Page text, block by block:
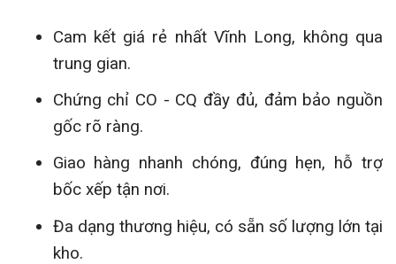
Cam kết giá rẻ nhất Vĩnh Long, không qua
trung gian.
Chứng chỉ CO - CQ đầy đủ, đảm bảo nguồn
gốc rõ ràng.
Giao hàng nhanh chóng, đúng hẹn, hỗ trợ
bốc xếp tận nơi.
Đa dạng thương hiệu, có sẵn số lượng lớn tại
kho.